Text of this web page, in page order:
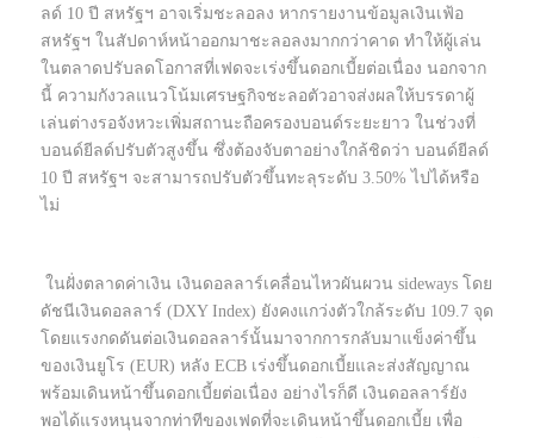
ลด์ 10 ปี สหรัฐฯ อาจเริ่มชะลอลง หากรายงานข้อมูลเงินเฟ้อ
สหรัฐฯ ในสัปดาห์หน้าออกมาชะลอลงมากกว่าคาด ทำให้ผู้เล่น
ในตลาดปรับลดโอกาสที่เฟดจะเร่งขึ้นดอกเบี้ยต่อเนื่อง นอกจาก
นี้ ความกังวลแนวโน้มเศรษฐกิจชะลอตัวอาจส่งผลให้บรรดาผู้
เล่นต่างรอจังหวะเพิ่มสถานะถือครองบอนด์ระยะยาว ในช่วงที่
บอนด์ยีลด์ปรับตัวสูงขึ้น ซึ่งต้องจับตาอย่างใกล้ชิดว่า บอนด์ยีลด์
10 ปี สหรัฐฯ จะสามารถปรับตัวขึ้นทะลุระดับ 3.50% ไปได้หรือ
ไม่
ในฝั่งตลาดค่าเงิน เงินดอลลาร์เคลื่อนไหวผันผวน sideways โดย
ดัชนีเงินดอลลาร์ (DXY Index) ยังคงแกว่งตัวใกล้ระดับ 109.7 จุด
โดยแรงกดดันต่อเงินดอลลาร์นั้นมาจากการกลับมาแข็งค่าขึ้น
ของเงินยูโร (EUR) หลัง ECB เร่งขึ้นดอกเบี้ยและส่งสัญญาณ
พร้อมเดินหน้าขึ้นดอกเบี้ยต่อเนื่อง อย่างไรก็ดี เงินดอลลาร์ยัง
พอได้แรงหนุนจากท่าทีของเฟดที่จะเดินหน้าขึ้นดอกเบี้ย เพื่อ